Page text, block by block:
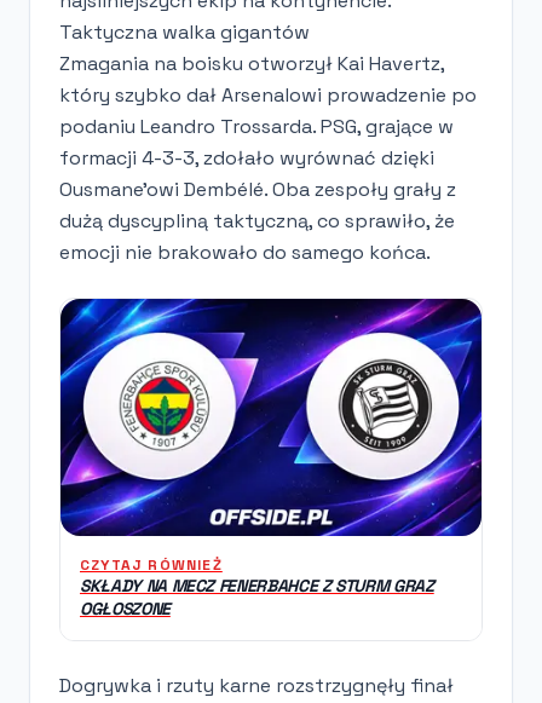
Taktyczna walka gigantów
Zmagania na boisku otworzył Kai Havertz,
który szybko dał Arsenalowi prowadzenie po
podaniu Leandro Trossarda. PSG, grające w
formacji 4-3-3, zdołało wyrównać dzięki
Ousmane'owi Dembélé. Oba zespoły grały z
dużą dyscypliną taktyczną, co sprawiło, że
emocji nie brakowało do samego końca.
CZYTAJ RÓWNIEŻ
SKŁADY NA MECZ FENERBAHCE Z STURM GRAZ
OGŁOSZONE
Dogrywka i rzuty karne rozstrzygnęły finał